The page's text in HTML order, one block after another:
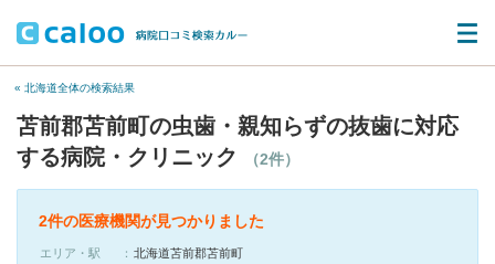
« 北海道全体の検索結果
苫前郡苫前町の虫歯・親知らずの抜歯に対応
する病院・クリニック
（2件）
2件の医療機関が見つかりました
エリア・駅
北海道苫前郡苫前町